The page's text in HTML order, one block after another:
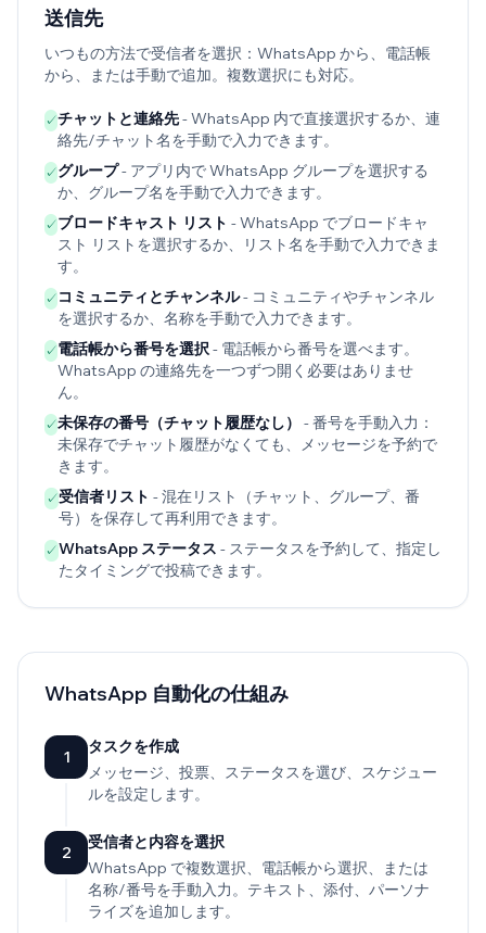
送信先
いつもの方法で受信者を選択：WhatsApp から、電話帳
から、または手動で追加。複数選択にも対応。
✓チャットと連絡先- WhatsApp 内で直接選択するか、連
絡先/チャット名を手動で入力できます。
✓グループ- アプリ内で WhatsApp グループを選択する
か、グループ名を手動で入力できます。
✓ブロードキャスト リスト - WhatsApp でブロードキャ
スト リストを選択するか、リスト名を手動で入力できま
す。
✓ コミュニティとチャンネル- コミュニティやチャンネル
を選択するか、名称を手動で入力できます。
✓電話帳から番号を選択- 電話帳から番号を選べます。
WhatsApp の連絡先を一つずつ開く必要はありませ
ん。
✓未保存の番号（チャット履歴なし）
- 番号を手動入力：
未保存でチャット履歴がなくても、メッセージを予約で
きます。
✓受信者リスト - 混在リスト（チャット、グループ、番
号）を保存して再利用できます。
✓WhatsApp ステータス - ステータスを予約して、指定し
たタイミングで投稿できます。
WhatsApp 自動化の仕組み
1
タスクを作成
メッセージ、投票、ステータスを選び、スケジュー
ルを設定します。
2
受信者と内容を選択
WhatsApp で複数選択、電話帳から選択、または
名称/番号を手動入力。テキスト、添付、パーソナ
ライズを追加します。